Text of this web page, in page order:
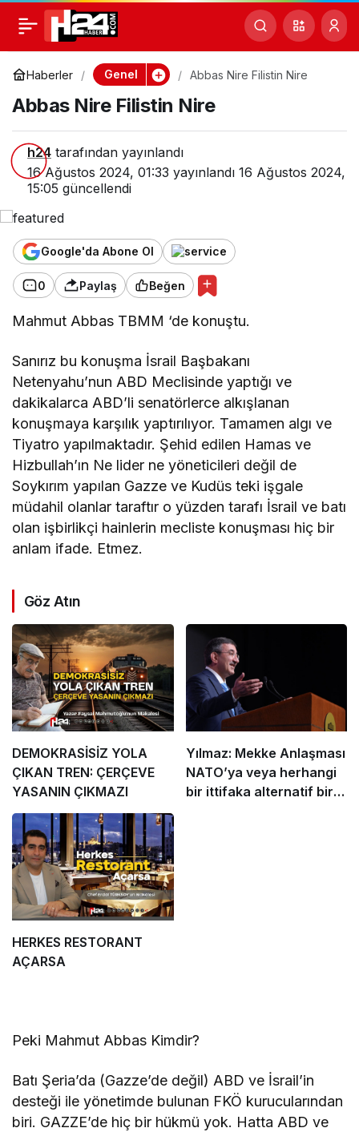
Haberler Genel Abbas Nire Filistin Nire
Abbas Nire Filistin Nire
h24 tarafından yayınlandı
16 Ağustos 2024, 01:33 yayınlandı 16 Ağustos 2024,
15:05 güncellendi
Google'da Abone Ol
0 Paylaş Beğen
Mahmut Abbas TBMM ‘de konuştu.
Sanırız bu konuşma İsrail Başbakanı
Netenyahu’nun ABD Meclisinde yaptığı ve
dakikalarca ABD’li senatörlerce alkışlanan
konuşmaya karşılık yaptırılıyor. Tamamen algı ve
Tiyatro yapılmaktadır. Şehid edilen Hamas ve
Hizbullah’ın Ne lider ne yöneticileri değil de
Soykırım yapılan Gazze ve Kudüs teki işgale
müdahil olanlar taraftır o yüzden tarafı İsrail ve batı
olan işbirlikçi hainlerin mecliste konuşması hiç bir
anlam ifade. Etmez.
Göz Atın
DEMOKRASİSİZ YOLA
ÇIKAN TREN: ÇERÇEVE
YASANIN ÇIKMAZI
Yılmaz: Mekke Anlaşması
NATO’ya veya herhangi
bir ittifaka alternatif bir
HERKES RESTORANT
AÇARSA
Peki Mahmut Abbas Kimdir?
Batı Şeria’da (Gazze’de değil) ABD ve İsrail’in
desteği ile yönetimde bulunan FKÖ kurucularından
biri. GAZZE’de hiç bir hükmü yok. Hatta ABD ve
Abbas Nire Filistin Nire 0